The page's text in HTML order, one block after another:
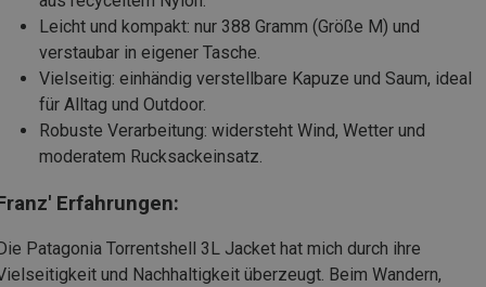
Leicht und kompakt: nur 388 Gramm (Größe M) und
verstaubar in eigener Tasche.
Vielseitig: einhändig verstellbare Kapuze und Saum, ideal
für Alltag und Outdoor.
Robuste Verarbeitung: widersteht Wind, Wetter und
moderatem Rucksackeinsatz.
Erfahrungen:
Patagonia Torrentshell 3L Jacket hat mich durch ihre
und Nachhaltigkeit überzeugt. Beim Wandern,